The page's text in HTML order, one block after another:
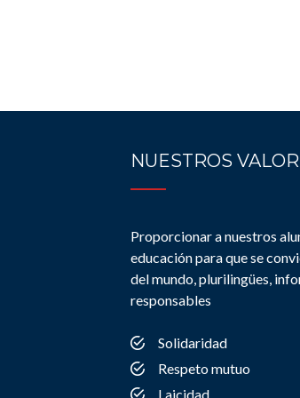
NUESTROS
Proporcionar a nuestros
educación para que se
del mundo, plurilingües,
responsables
Solidaridad
Respeto mutuo
Laicidad